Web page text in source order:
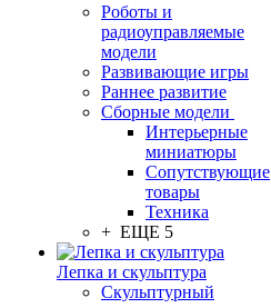
Роботы и
радиоуправляемые
модели
Развивающие игры
Раннее развитие
Сборные модели
Интерьерные
миниатюры
Сопутствующие
товары
Техника
+ ЕЩЕ 5
Лепка и скульптура
Скульптурный